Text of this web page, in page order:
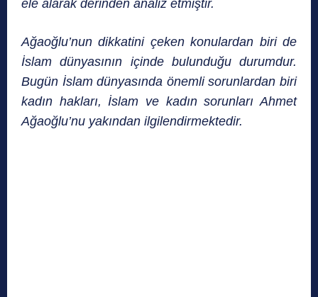
ele alarak derinden analiz etmiştir.
Ağaoğlu’nun dikkatini çeken konulardan biri de
İslam dünyasının içinde bulunduğu durumdur.
Bugün İslam dünyasında önemli sorunlardan biri
kadın hakları, İslam ve kadın sorunları Ahmet
Ağaoğlu’nu yakından ilgilendirmektedir.